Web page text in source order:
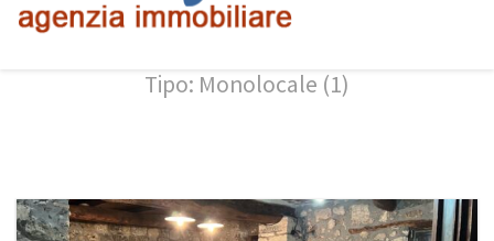
Tipo: Monolocale (1)